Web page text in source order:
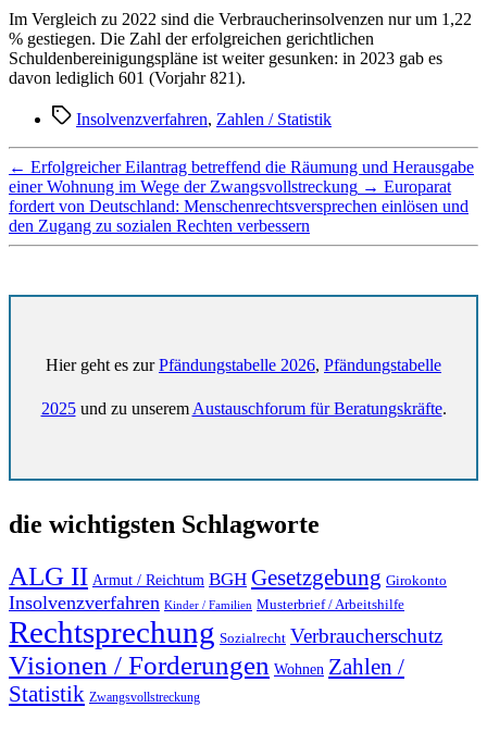
Im Vergleich zu 2022 sind die Verbraucherinsolvenzen nur um 1,22
% gestiegen. Die Zahl der erfolgreichen gerichtlichen
Schuldenbereinigungspläne ist weiter gesunken: in 2023 gab es
davon lediglich 601 (Vorjahr 821).
Schlagwörter
Insolvenzverfahren, Zahlen / Statistik
← Erfolgreicher Eilantrag betreffend die Räumung und Herausgabe
einer Wohnung im Wege der Zwangsvollstreckung → Europarat
fordert von Deutschland: Menschenrechtsversprechen einlösen und
den Zugang zu sozialen Rechten verbessern
Hier geht es zurPfändungstabelle 2026, Pfändungstabelle
2025und zu unserem Austauschforum für Beratungskräfte.
die wichtigsten Schlagworte
ALG II Armut / Reichtum BGH Gesetzgebung Girokonto
Insolvenzverfahren Kinder / Familien Musterbrief / Arbeitshilfe
Rechtsprechung Sozialrecht Verbraucherschutz
Visionen / Forderungen Wohnen Zahlen /
Statistik Zwangsvollstreckung